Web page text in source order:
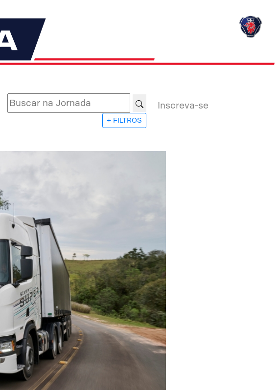
+ FILTROS
Inscreva-se